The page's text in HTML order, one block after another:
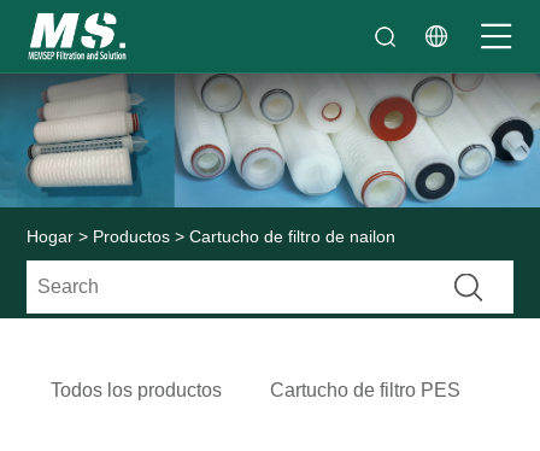
Hogar > Productos > Cartucho de filtro de nailon
Todos los productos Cartucho de filtro PES